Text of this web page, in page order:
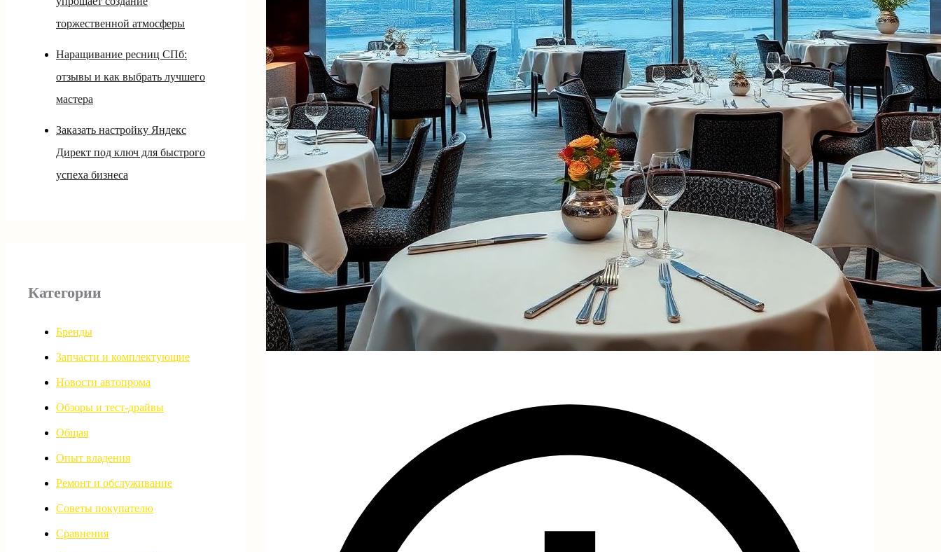
торжественной атмосферы
Наращивание ресниц СПб:
отзывы и как выбрать лучшего
мастера
Заказать настройку Яндекс
Директ под ключ для быстрого
успеха бизнеса
Категории
Бренды
Запчасти и комплектующие
Новости автопрома
Обзоры и тест-драйвы
Общая
Опыт владения
Ремонт и обслуживание
Советы покупателю
Сравнения